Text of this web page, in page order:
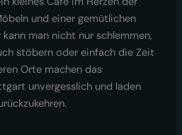
und einer gemütlichen
man nicht nur schlemmen,
stöbern oder einfach die Zeit
Orte machen das
unvergesslich und laden